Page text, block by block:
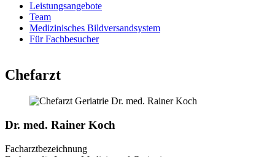
Leistungsangebote
Team
Medizinisches Bildversandsystem
Für Fachbesucher
Chefarzt
Dr. med. Rainer Koch
Facharztbezeichnung